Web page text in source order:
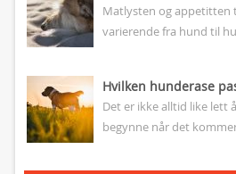
Matlysten og
varierende fra hund til
Hvilken hunderase
Det er ikke alltid like lett
begynne når det